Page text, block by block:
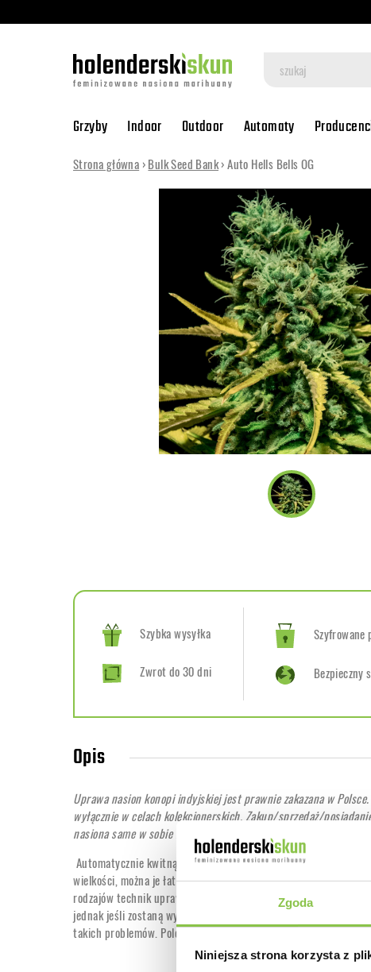
Zgoda
Niniejsza strona korzysta z
Grzyby Indoor Outdoor Automaty
Strona główna ›Bulk Seed Bank› Auto Hells Bells OG
Szybka wysyłka
Zwrot do 30 dni
Szyfrowane
Bezpieczny
Opis
Uprawa nasion konopi indyjskiej jest prawnie zakazana w
wyłącznie w celach kolekcjonerskich. Zakup/sprzedaż/
nasiona same w sobie nie zawierają zakazanych substancji
Automatycznie kwitnący Hell Bells OG zapewnia dobry plon
wielkości, można je łatwo uprawiać w pomieszczeniach i na
rodzajów technik uprawy. Rośliny ze względu na gęstość
jednak jeśli zostaną wyhodowane odpowiednio wcześnie w
takich problemów. Polecana zarówno początkującym, jak i